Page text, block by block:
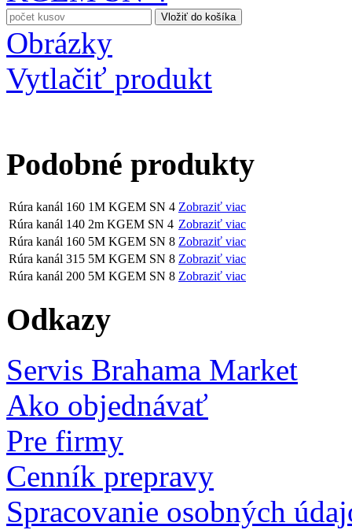
Obrázky
Vytlačiť produkt
Podobné produkty
Rúra kanál 160 1M KGEM SN 4 Zobraziť viac
Rúra kanál 140 2m KGEM SN 4 Zobraziť viac
Rúra kanál 160 5M KGEM SN 8 Zobraziť viac
Rúra kanál 315 5M KGEM SN 8 Zobraziť viac
Rúra kanál 200 5M KGEM SN 8 Zobraziť viac
Odkazy
Servis Brahama Market
Ako objednávať
Pre firmy
Cenník prepravy
Spracovanie osobných